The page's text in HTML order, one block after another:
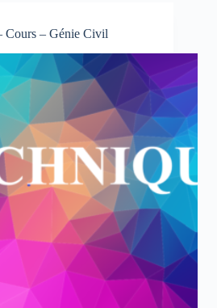
– Génie Civil